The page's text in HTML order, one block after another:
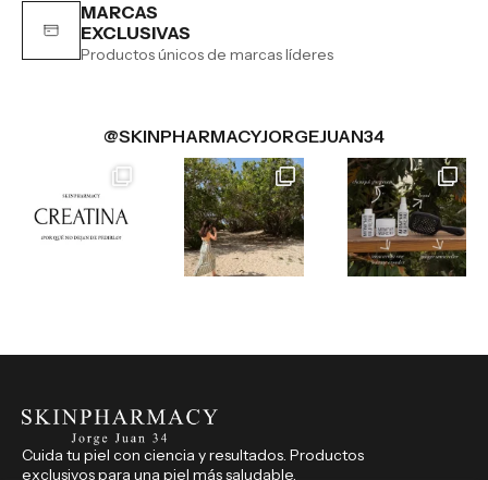
MARCAS
EXCLUSIVAS
Productos únicos de marcas líderes
@SKINPHARMACYJORGEJUAN34
Cuida tu piel con ciencia y resultados. Productos
exclusivos para una piel más saludable.